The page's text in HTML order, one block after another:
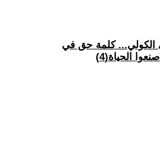
الكولي... كلمة حق في
الحياة(4)